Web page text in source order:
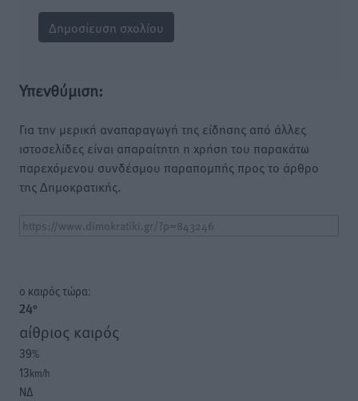
Υπενθύμιση:
Για την μερική αναπαραγωγή της είδησης από άλλες
ιστοσελίδες είναι απαραίτητη η χρήση του παρακάτω
παρεχόμενου συνδέσμου παραπομπής προς το άρθρο
της Δημοκρατικής.
o καιρός τώρα:
24°
αίθριος καιρός
39%
13km/h
ΝΔ